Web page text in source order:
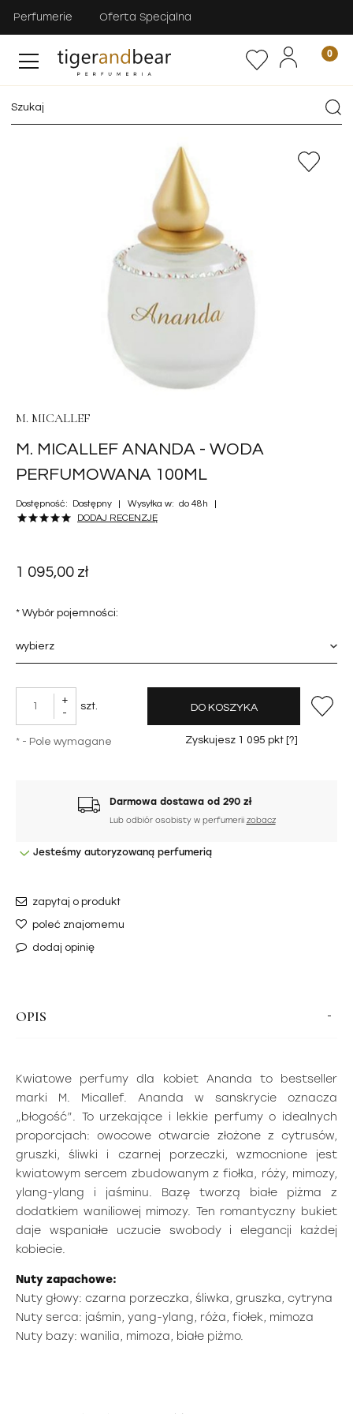
Perfumerie Oferta Specjalna
M. MICALLEF
M. MICALLEF ANANDA - WODA
PERFUMOWANA 100ML
Dostępność: Dostępny Wysyłka w: do 48h
DODAJ RECENZJĘ
1 095,00 zł
* Wybór pojemności:
+
-
szt. DO KOSZYKA
Zyskujesz 1 095 pkt [?]
* - Pole wymagane
Darmowa dostawa od 290 zł
Lub odbiór osobisty w perfumerii zobacz
Jesteśmy autoryzowaną perfumerią
zapytaj o produkt
poleć znajomemu
dodaj opinię
OPIS
Kwiatowe perfumy dla kobiet Ananda to bestseller
marki M. Micallef. Ananda w sanskrycie oznacza
„błogość”. To urzekające i lekkie perfumy o idealnych
proporcjach: owocowe otwarcie złożone z cytrusów,
gruszki, śliwki i czarnej porzeczki, wzmocnione jest
kwiatowym sercem zbudowanym z fiołka, róży, mimozy,
ylang-ylang i jaśminu. Bazę tworzą białe piżma z
dodatkiem waniliowej mimozy. Ten romantyczny bukiet
daje wspaniałe uczucie swobody i elegancji każdej
kobiecie.
Nuty zapachowe:
Nuty głowy: czarna porzeczka, śliwka, gruszka, cytryna
Nuty serca: jaśmin, yang-ylang, róża, fiołek, mimoza
Nuty bazy: wanilia, mimoza, białe piżmo.